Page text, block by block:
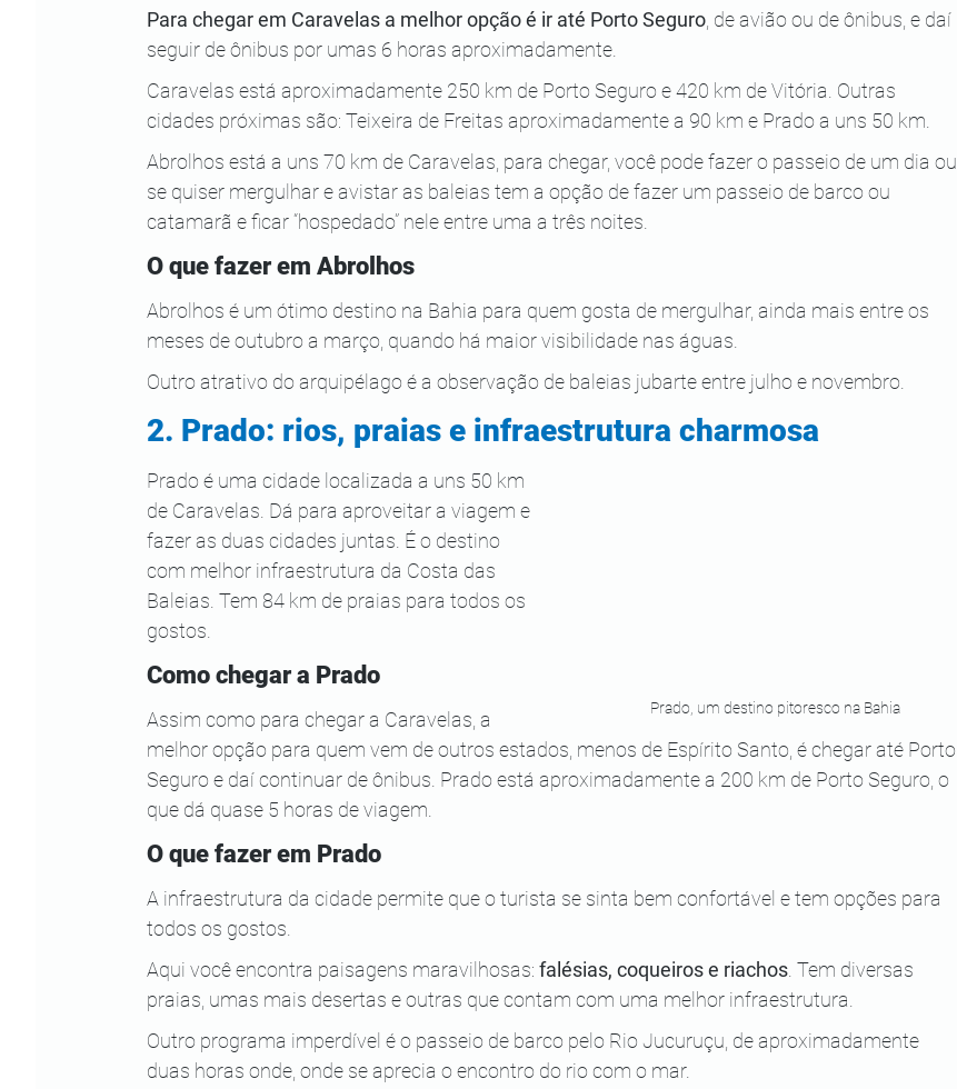
Para chegar em Caravelas a melhor opção é ir até Porto Seguro , de avião ou de ônibus, e daí
seguir de ônibus por umas 6 horas aproximadamente.
Caravelas está aproximadamente 250 km de Porto Seguro e 420 km de Vitória. Outras
cidades próximas são: Teixeira de Freitas aproximadamente a 90 km e Prado a uns 50 km.
Abrolhos está a uns 70 km de Caravelas, para chegar, você pode fazer o passeio de um dia ou
se quiser mergulhar e avistar as baleias tem a opção de fazer um passeio de barco ou
catamarã e ficar “hospedado” nele entre uma a três noites.
O que fazer em Abrolhos
Abrolhos é um ótimo destino na Bahia para quem gosta de mergulhar, ainda mais entre os
meses de outubro a março, quando há maior visibilidade nas águas.
Outro atrativo do arquipélago é a observação de baleias jubarte entre julho e novembro.
2. Prado: rios, praias e infraestrutura charmosa
Prado, um destino pitoresco na Bahia
Prado é uma cidade localizada a uns 50 km
de Caravelas. Dá para aproveitar a viagem e
fazer as duas cidades juntas. É o destino
com melhor infraestrutura da Costa das
Baleias. Tem 84 km de praias para todos os
gostos.
Como chegar a Prado
Assim como para chegar a Caravelas, a
melhor opção para quem vem de outros estados, menos de Espírito Santo, é chegar até Porto
Seguro e daí continuar de ônibus. Prado está aproximadamente a 200 km de Porto Seguro, o
que dá quase 5 horas de viagem.
O que fazer em Prado
A infraestrutura da cidade permite que o turista se sinta bem confortável e tem opções para
todos os gostos.
Aqui você encontra paisagens maravilhosas: falésias, coqueiros e riachos . Tem diversas
praias, umas mais desertas e outras que contam com uma melhor infraestrutura.
Outro programa imperdível é o passeio de barco pelo Rio Jucuruçu, de aproximadamente
duas horas onde, onde se aprecia o encontro do rio com o mar.